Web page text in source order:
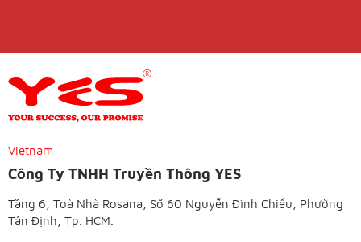
Vietnam
Công Ty TNHH Truyền Thông YES
Tầng 6, Toà Nhà Rosana, Số 60 Nguyễn Đình Chiểu, Phường
Tân Định, Tp. HCM.